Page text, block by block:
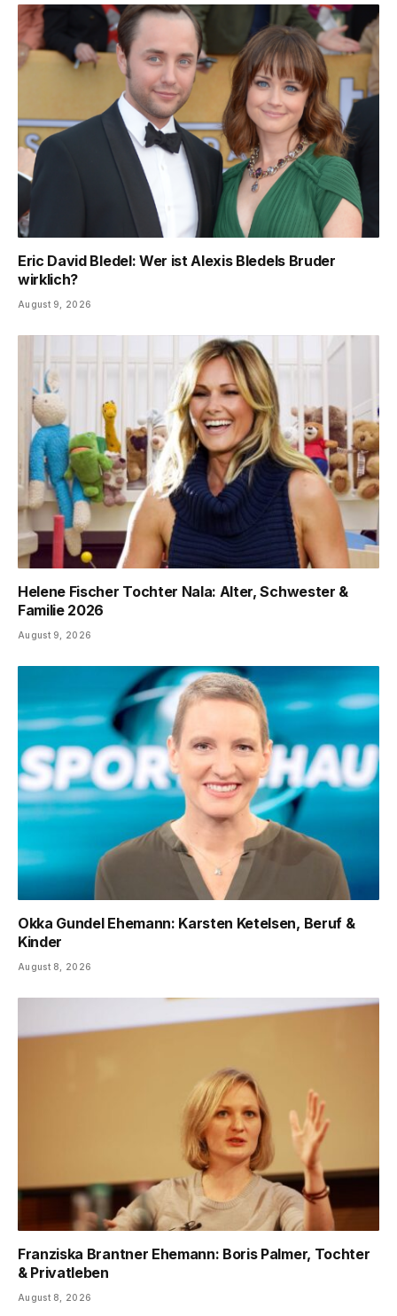
Eric David Bledel: Wer ist Alexis Bledels Bruder
wirklich?
August 9, 2026
Helene Fischer Tochter Nala: Alter, Schwester &
Familie 2026
August 9, 2026
Okka Gundel Ehemann: Karsten Ketelsen, Beruf &
Kinder
August 8, 2026
Franziska Brantner Ehemann: Boris Palmer, Tochter
& Privatleben
August 8, 2026